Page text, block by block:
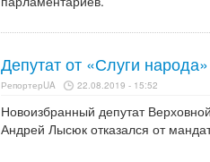
Депутат от «Слуги
РепортерUA 22.08.2019 - 15:52
Новоизбранный депутат
Андрей Лысюк отказался от